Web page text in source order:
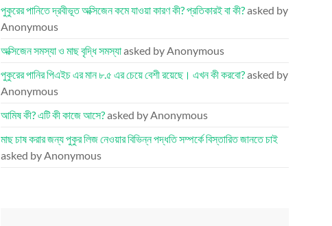
পুকুরের পানিতে দ্রবীভূত অক্সিজেন কমে যাওয়া কারণ কী? প্রতিকারই বা কী?asked by
Anonymous
অক্সিজেন সমস্যা ও মাছ বৃদ্ধি সমস্যাasked by Anonymous
পুকুরের পানির পিএইচ এর মান ৮.৫ এর চেয়ে বেশী রয়েছে। এখন কী করবো?asked by
Anonymous
আমিষ কী? এটি কী কাজে আসে?asked by Anonymous
মাছ চাষ করার জন্য পুকুর লিজ নেওয়ার বিভিন্ন পদ্ধতি সম্পর্কে বিস্তারিত জানতে চাই
asked by Anonymous